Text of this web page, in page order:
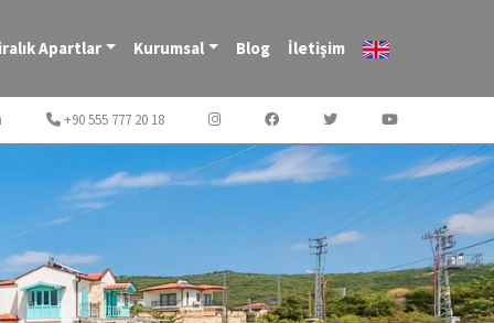
Apartlar Kurumsal Blog İletişim
+90 555 777 20 18